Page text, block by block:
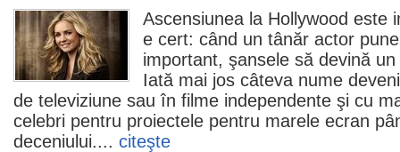
Ascensiunea la Hollywood este
e cert: când un tânăr actor
important, şansele să devină
Iată mai jos câteva nume
de televiziune sau în filme independente şi cu
celebri pentru proiectele pentru marele ecran
deceniului.... citeşte